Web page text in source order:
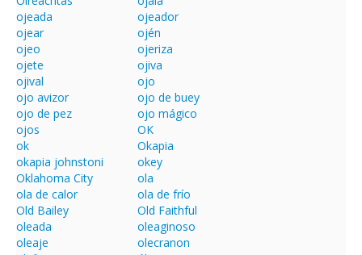
ojeada
ojeador
ojear
ojén
ojeo
ojeriza
ojete
ojiva
ojival
ojo
ojo avizor
ojo de buey
ojo de pez
ojo mágico
ojos
OK
ok
Okapia
okapia johnstoni
okey
Oklahoma City
ola
ola de calor
ola de frío
Old Bailey
Old Faithful
oleada
oleaginoso
oleaje
olecranon